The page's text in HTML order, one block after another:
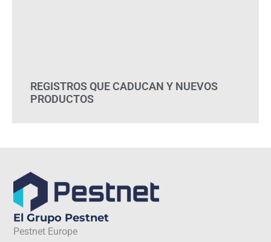
REGISTROS QUE CADUCAN Y NUEVOS
PRODUCTOS
El Grupo Pestnet
Pestnet Europe